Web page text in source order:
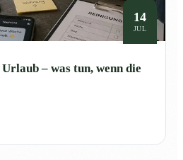
14
JUL
– was tun, wenn die